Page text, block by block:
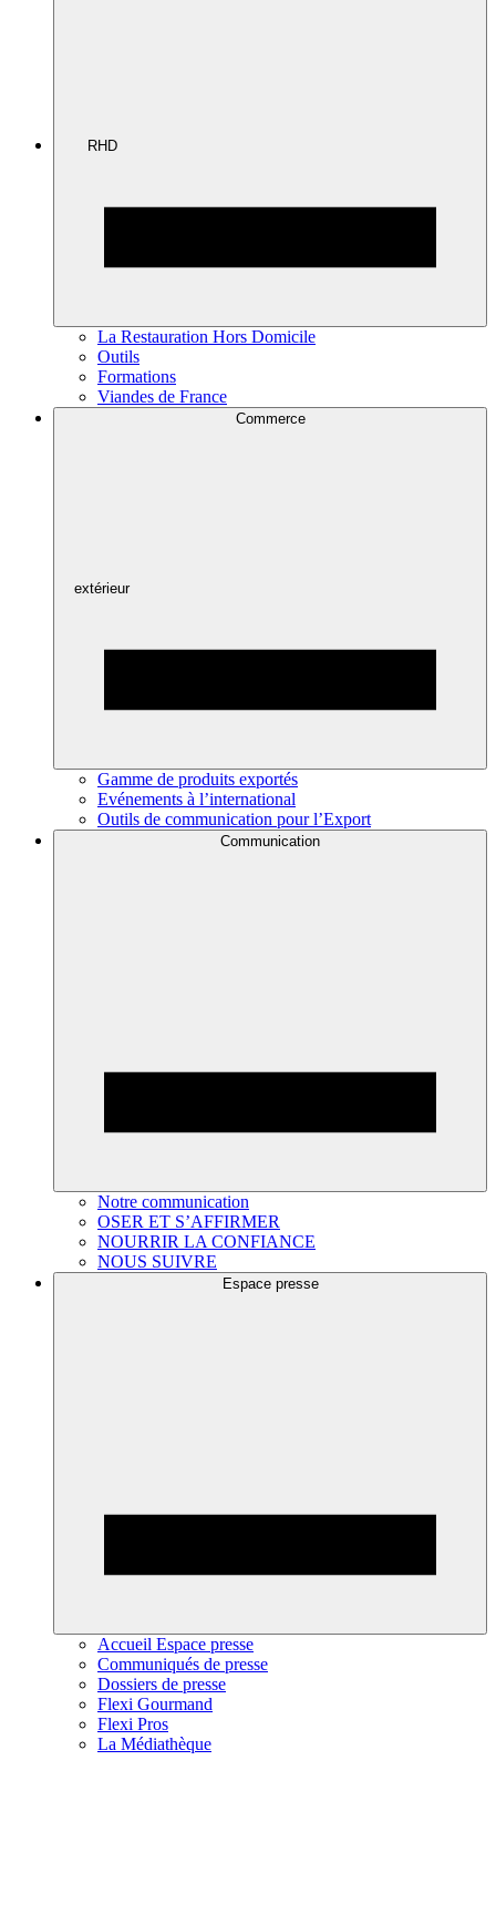
RHD
La Restauration Hors Domicile
Outils
Formations
Viandes de France
Commerce
extérieur
Gamme de produits exportés
Evénements à l’international
Outils de communication pour l’Export
Communication
Notre communication
OSER ET S’AFFIRMER
NOURRIR LA CONFIANCE
NOUS SUIVRE
Espace presse
Accueil Espace presse
Communiqués de presse
Dossiers de presse
Flexi Gourmand
Flexi Pros
La Médiathèque